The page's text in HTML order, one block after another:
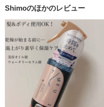
Shimoのほかのレビュー